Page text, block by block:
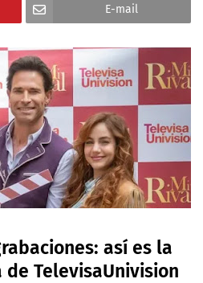
E-mail
así es la
TelevisaUnivision